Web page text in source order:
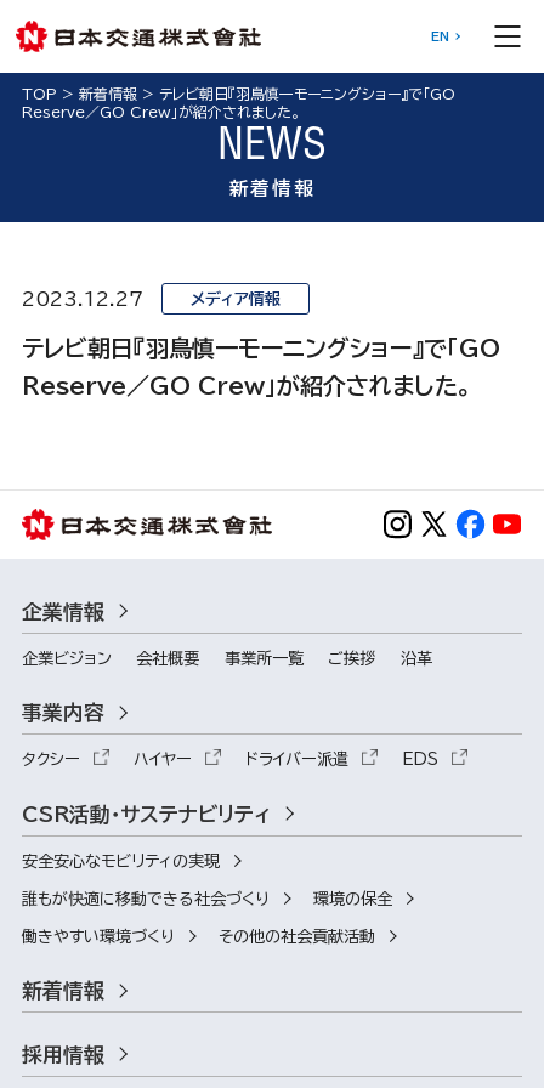
EN
TOP > 新着情報> テレビ朝日『羽鳥慎一モーニングショー』で「GO
Reserve／GO Crew」が紹介されました。
NEWS
新着情報
2023.12.27 メディア情報
テレビ朝日『羽鳥慎一モーニングショー』で「GO
Reserve／GO Crew」が紹介されました。
企業情報
企業ビジョン 会社概要 事業所一覧 ご挨拶 沿革
事業内容
タクシー ハイヤー ドライバー派遣 EDS
CSR活動・サステナビリティ
安全安心なモビリティの実現
誰もが快適に移動できる社会づくり 環境の保全
働きやすい環境づくり その他の社会貢献活動
新着情報
採用情報